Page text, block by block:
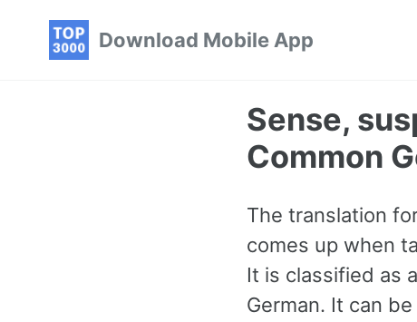
Download Mobile App
Sense,
Common
The translation
comes up when
It is classified as
German. It can